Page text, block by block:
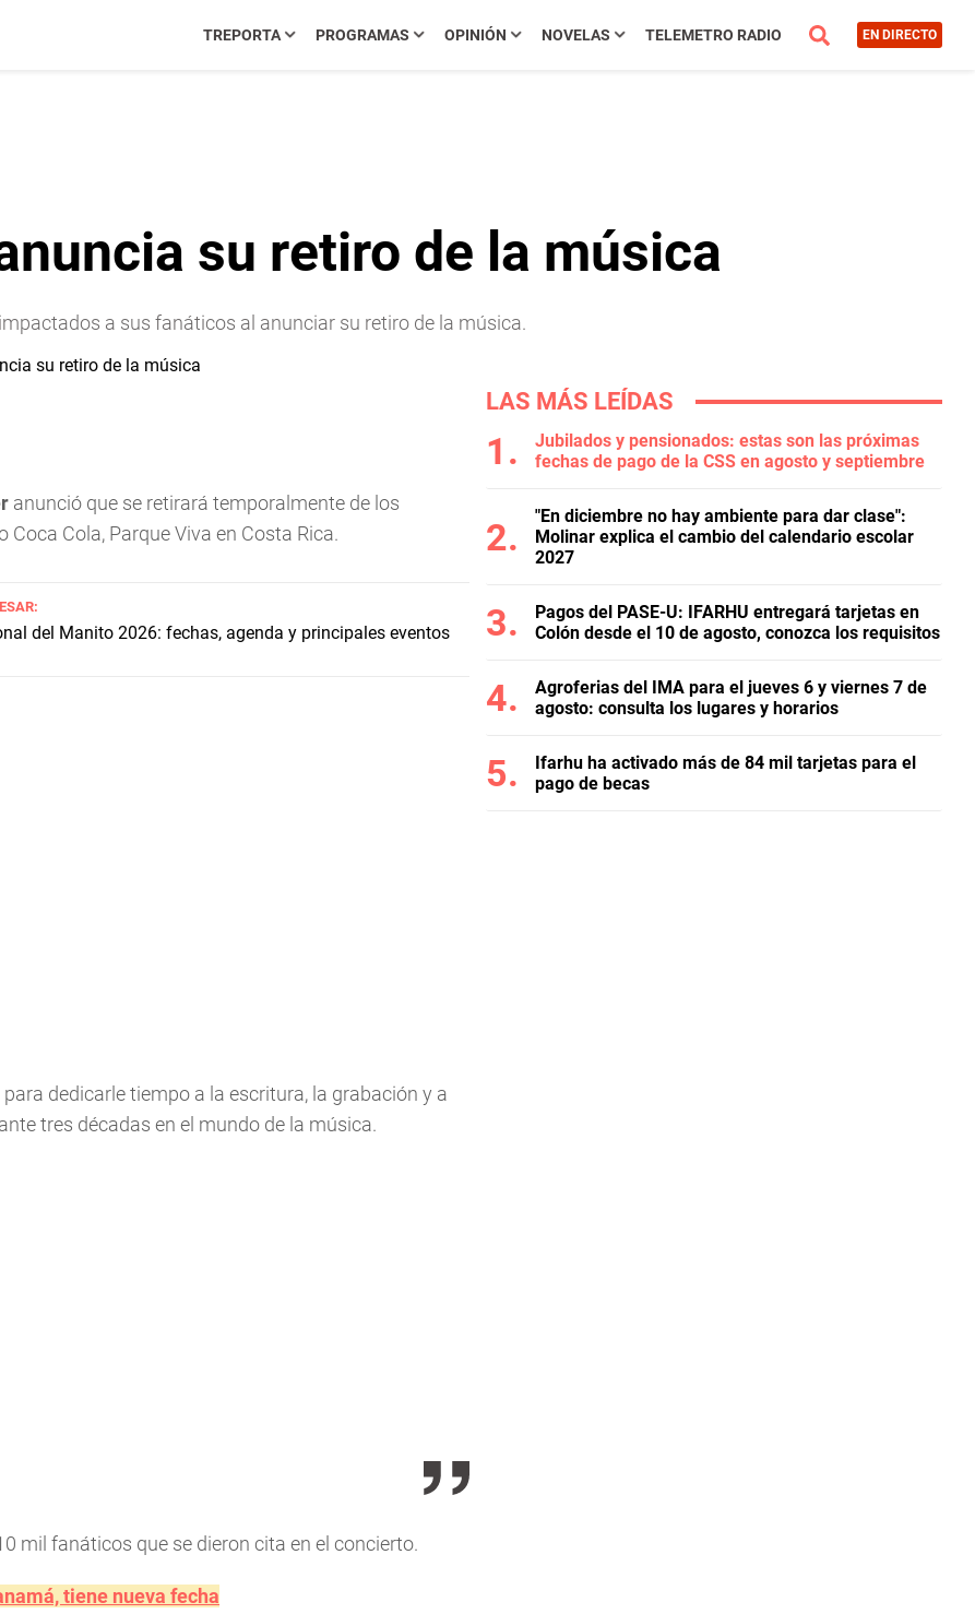
TREPORTA PROGRAMAS OPINIÓN NOVELAS TELEMETRO RADIO EN DIRECTO
su retiro de la música
a sus fanáticos al anunciar su retiro de la música.
anunció que se retirará temporalmente de los
Cola, Parque Viva en Costa Rica.
del Manito 2026: fechas, agenda y principales eventos
dedicarle tiempo a la escritura, la grabación y a
tres décadas en el mundo de la música.
mil fanáticos que se dieron cita en el concierto.
tiene nueva fecha
LAS MÁS LEÍDAS
Jubilados y pensionados: estas son las próximas
fechas de pago de la CSS en agosto y septiembre
"En diciembre no hay ambiente para dar clase":
Molinar explica el cambio del calendario escolar
2027
Pagos del PASE-U: IFARHU entregará tarjetas en
Colón desde el 10 de agosto, conozca los requisitos
Agroferias del IMA para el jueves 6 y viernes 7 de
agosto: consulta los lugares y horarios
Ifarhu ha activado más de 84 mil tarjetas para el
pago de becas